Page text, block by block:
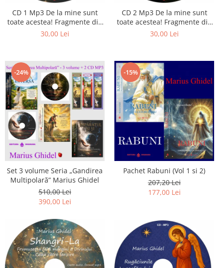
Literatura
Psihologie
Stiinta
CD 1 Mp3 De la mine sunt
toate acestea! Fragmente din
cărțile lui Marius Ghidel
30,00 Lei
CD 2 Mp3 De la mine sunt
toate acestea! Fragmente din
cărțile lui Marius Ghidel
30,00 Lei
-24%
Set 3 volume Seria „Gandirea
Multipolară” Marius Ghidel
510,00 Lei
390,00 Lei
-15%
Pachet Rabuni (Vol 1 si 2)
207,20 Lei
177,00 Lei